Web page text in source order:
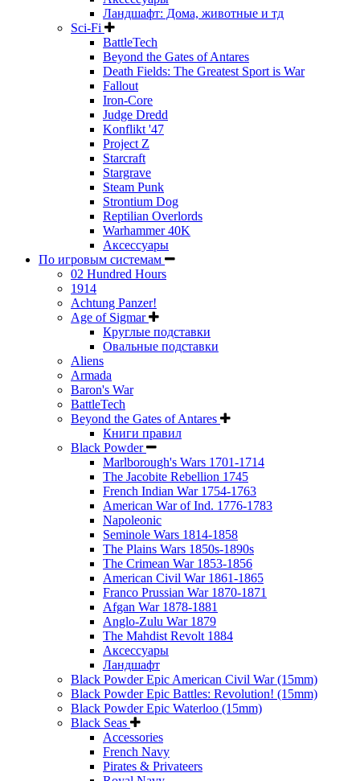
Ландшафт: Дома, животные и тд
Sci-Fi
BattleTech
Beyond the Gates of Antares
Death Fields: The Greatest Sport is War
Fallout
Iron-Core
Judge Dredd
Konflikt '47
Project Z
Starcraft
Stargrave
Steam Punk
Strontium Dog
Reptilian Overlords
Warhammer 40K
Аксессуары
По игровым системам
02 Hundred Hours
1914
Achtung Panzer!
Age of Sigmar
Круглые подставки
Овальные подставки
Aliens
Armada
Baron's War
BattleTech
Beyond the Gates of Antares
Книги правил
Black Powder
Marlborough's Wars 1701-1714
The Jacobite Rebellion 1745
French Indian War 1754-1763
American War of Ind. 1776-1783
Napoleonic
Seminole Wars 1814-1858
The Plains Wars 1850s-1890s
The Crimean War 1853-1856
American Civil War 1861-1865
Franco Prussian War 1870-1871
Afgan War 1878-1881
Anglo-Zulu War 1879
The Mahdist Revolt 1884
Аксессуары
Ландшафт
Black Powder Epic American Civil War (15mm)
Black Powder Epic Battles: Revolution! (15mm)
Black Powder Epic Waterloo (15mm)
Black Seas
Accessories
French Navy
Pirates & Privateers